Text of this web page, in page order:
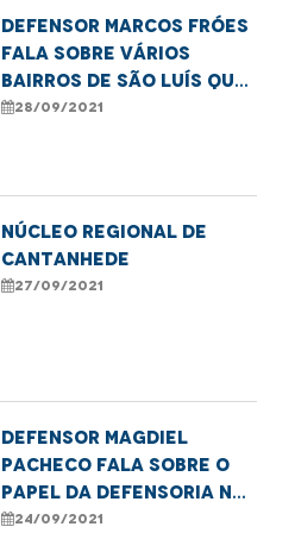
Defensor Marcos Fróes
fala sobre vários
bairros de São Luís que
sofrem com a falta
28/09/2021
NÚCLEO REGIONAL DE
CANTANHEDE
27/09/2021
Defensor Magdiel
Pacheco fala sobre o
papel da Defensoria na
sociedade
24/09/2021